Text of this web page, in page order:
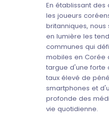
En établissant
les joueurs
britanniques,
en lumière les
communes qui
mobiles en Corée
targue d'une forte
taux élevé de
smartphones et
profonde des
vie quotidienne.